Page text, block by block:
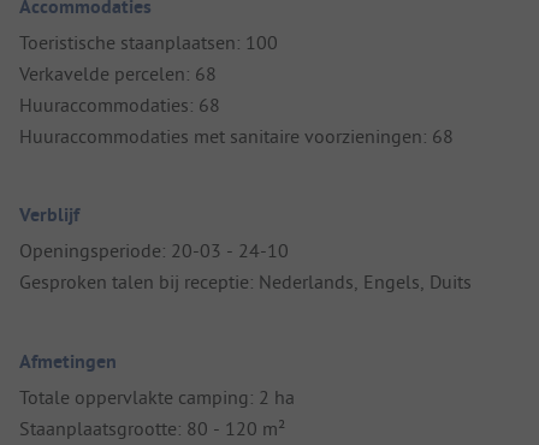
Accommodaties
Toeristische staanplaatsen: 100
Verkavelde percelen: 68
Huuraccommodaties: 68
Huuraccommodaties met sanitaire voorzieningen: 68
Verblijf
Openingsperiode: 20-03 - 24-10
Gesproken talen bij receptie: Nederlands, Engels, Duits
Afmetingen
Totale oppervlakte camping: 2 ha
Staanplaatsgrootte: 80 - 120 m²